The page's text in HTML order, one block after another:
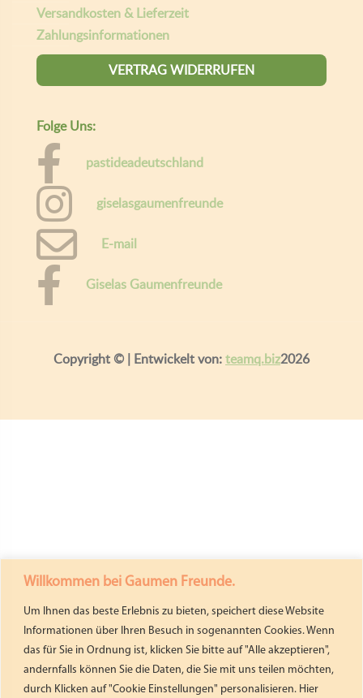
Willkommen bei Gaumen Freunde.
Um Ihnen das beste Erlebnis zu bieten, speichert diese Website
Informationen über Ihren Besuch in sogenannten Cookies. Wenn
das für Sie in Ordnung ist, klicken Sie bitte auf "Alle akzeptieren",
andernfalls können Sie die Daten, die Sie mit uns teilen möchten,
durch Klicken auf "Cookie Einstellungen" personalisieren. Hier
Versandkosten & Lieferzeit
Zahlungsinformationen
VERTRAG WIDERRUFEN
Folge Uns:
pastideadeutschland
giselasgaumenfreunde
E-mail
Giselas Gaumenfreunde
Copyright © | Entwickelt von:teamq.biz2026